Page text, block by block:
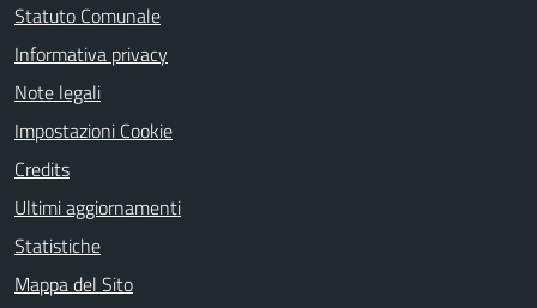
Statuto Comunale
Informativa privacy
Note legali
Impostazioni Cookie
Credits
Ultimi aggiornamenti
Statistiche
Mappa del Sito